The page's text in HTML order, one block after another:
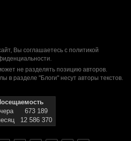
Вы соглашаетесь с политикой
.
не разделять позицию авторов.
в разделе "Блоги" несут авторы текстов.
673 189
12 586 370